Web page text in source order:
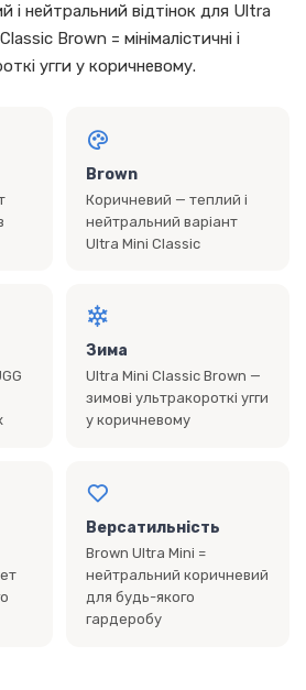
і нейтральний відтінок для Ultra
Brown = мінімалістичні і
угги у коричневому.
Brown
Коричневий — теплий і
нейтральний варіант
Ultra Mini Classic
Зима
Ultra Mini Classic Brown —
зимові ультракороткі угги
у коричневому
Версатильність
Brown Ultra Mini =
нейтральний коричневий
для будь-якого
гардеробу